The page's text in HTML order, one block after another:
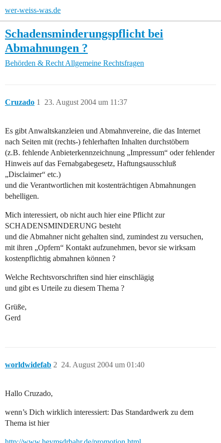
wer-weiss-was.de
Schadensminderungspflicht bei
Abmahnungen ?
Behörden & Recht Allgemeine Rechtsfragen
Cruzado 23. August 2004 um 11:37
1
Es gibt Anwaltskanzleien und Abmahnvereine, die das Internet
nach Seiten mit (rechts-) fehlerhaften Inhalten durchstöbern
(z.B. fehlende Anbieterkennzeichnung „Impressum“ oder fehlender
Hinweis auf das Fernabgabegesetz, Haftungsausschluß
„Disclaimer“ etc.)
und die Verantwortlichen mit kostenträchtigen Abmahnungen
behelligen.
Mich interessiert, ob nicht auch hier eine Pflicht zur
SCHADENSMINDERUNG besteht
und die Abmahner nicht gehalten sind, zumindest zu versuchen,
mit ihren „Opfern“ Kontakt aufzunehmen, bevor sie wirksam
kostenpflichtig abmahnen können ?
Welche Rechtsvorschriften sind hier einschlägig
und gibt es Urteile zu diesem Thema ?
Grüße,
Gerd
worldwidefab 24. August 2004 um 01:40
2
Hallo Cruzado,
wenn’s Dich wirklich interessiert: Das Standardwerk zu dem
Thema ist hier